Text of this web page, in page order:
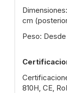
cm
Peso: Desde
810H, CE,